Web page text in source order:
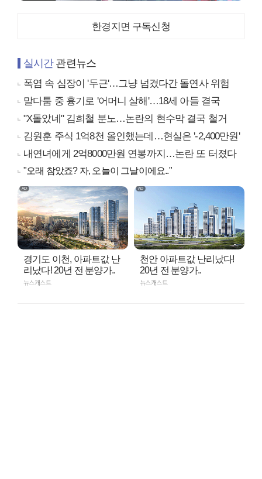
한경지면 구독신청
실시간관련뉴스
폭염 속 심장이 '두근'…그냥 넘겼다간 돌연사 위험
말다툼 중 흉기로 '어머니 살해'…18세 아들 결국
"X돌았네" 김희철 분노…논란의 현수막 결국 철거
김원훈 주식 1억8천 올인했는데…현실은 '-2,400만원'
내연녀에게 2억8000만원 연봉까지…논란 또 터졌다
"오래 참았죠? 자, 오늘이 그날이에요.."
경기도 이천, 아파트값 난
리났다! 20년 전 분양가..
뉴스캐스트
천안 아파트값 난리났다!
20년 전 분양가..
뉴스캐스트